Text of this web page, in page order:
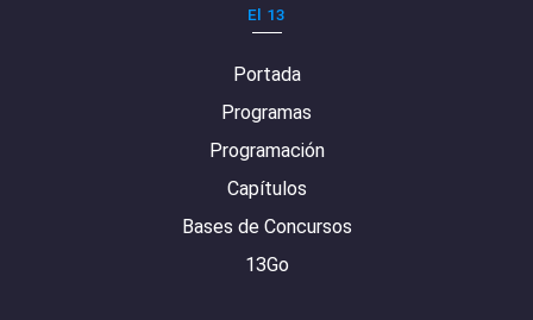
El 13
Portada
Programas
Programación
Capítulos
Bases de Concursos
13Go